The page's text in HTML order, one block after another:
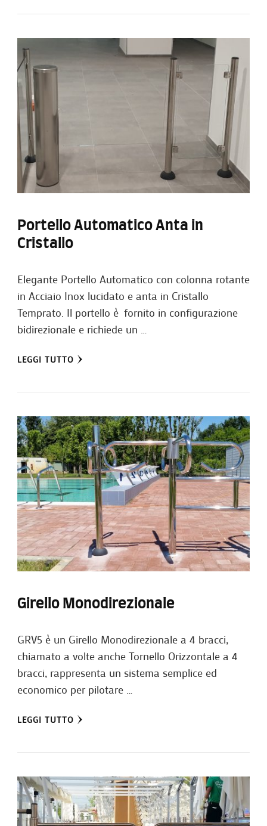
Portello Automatico Anta in
Cristallo
Elegante Portello Automatico con colonna rotante
in Acciaio Inox lucidato e anta in Cristallo
Temprato. Il portello è fornito in configurazione
bidirezionale e richiede un …
LEGGI TUTTO
Girello Monodirezionale
GRV5 è un Girello Monodirezionale a 4 bracci,
chiamato a volte anche Tornello Orizzontale a 4
bracci, rappresenta un sistema semplice ed
economico per pilotare …
LEGGI TUTTO